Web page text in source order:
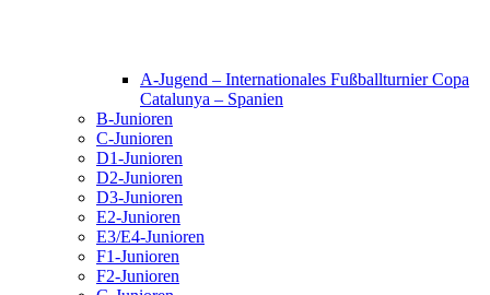
A-Jugend – Internationales Fußballturnier Copa
Catalunya – Spanien
B-Junioren
C-Junioren
D1-Junioren
D2-Junioren
D3-Junioren
E2-Junioren
E3/E4-Junioren
F1-Junioren
F2-Junioren